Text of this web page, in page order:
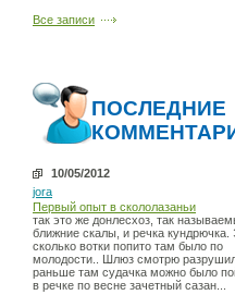
Все записи
ПОСЛЕДНИЕ
10/05/2012
jora
Первый опыт в скололазаньи
так это же донлесхоз, так
ближние скалы, и речка кундрючка.
сколько вотки попито там было по
молодости.. Шлюз смотрю
раньше там судачка можно было
в речке по весне зачетный сазан...